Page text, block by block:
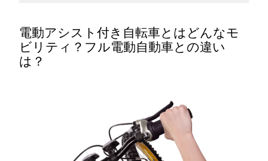
電動アシスト付き自転車とはどんなモ
ビリティ？フル電動自動車との違い
は？